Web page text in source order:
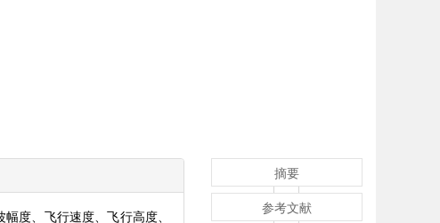
度、飞行速度、飞行高度、
摘要
参考文献